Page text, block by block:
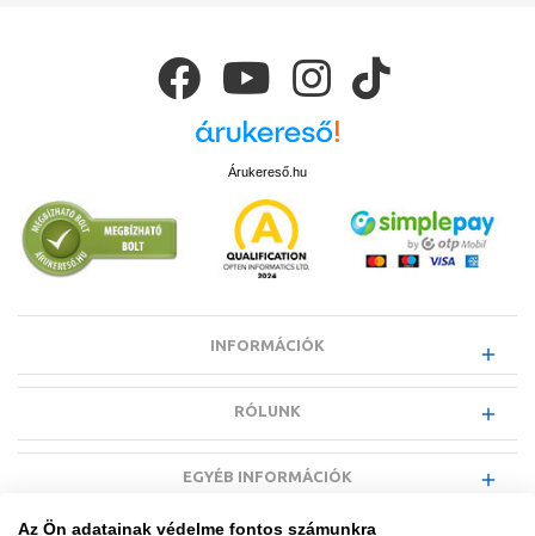
Árukereső.hu
INFORMÁCIÓK
RÓLUNK
EGYÉB INFORMÁCIÓK
Az Ön adatainak védelme fontos számunkra